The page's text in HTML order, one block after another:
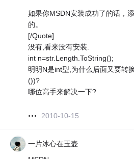
如果你MSDN安装成功了的话，
的。
[/Quote]
没有,看来没有安装.
int n=str.Length.ToString();
明明N是int型,为什么后面又要转
())?
哪位高手来解决一下?
2010-10-15
一片冰心在玉壶